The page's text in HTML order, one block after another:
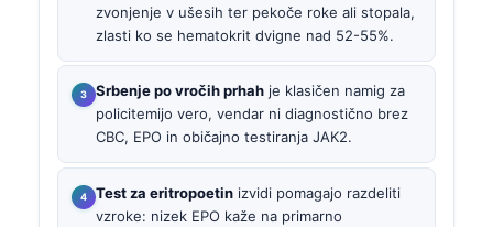
zvonjenje v ušesih ter pekoče roke ali stopala,
zlasti ko se hematokrit dvigne nad 52-55%.
Srbenje po vročih prhah je klasičen namig za
policitemijo vero, vendar ni diagnostično brez
CBC, EPO in običajno testiranja JAK2.
Test za eritropoetin izvidi pomagajo razdeliti
vzroke: nizek EPO kaže na primarno